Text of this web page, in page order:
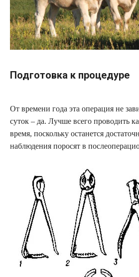
Подготовка к процедуре
От времени года эта операция не
суток – да. Лучше всего проводить
время, поскольку останется
наблюдения поросят в